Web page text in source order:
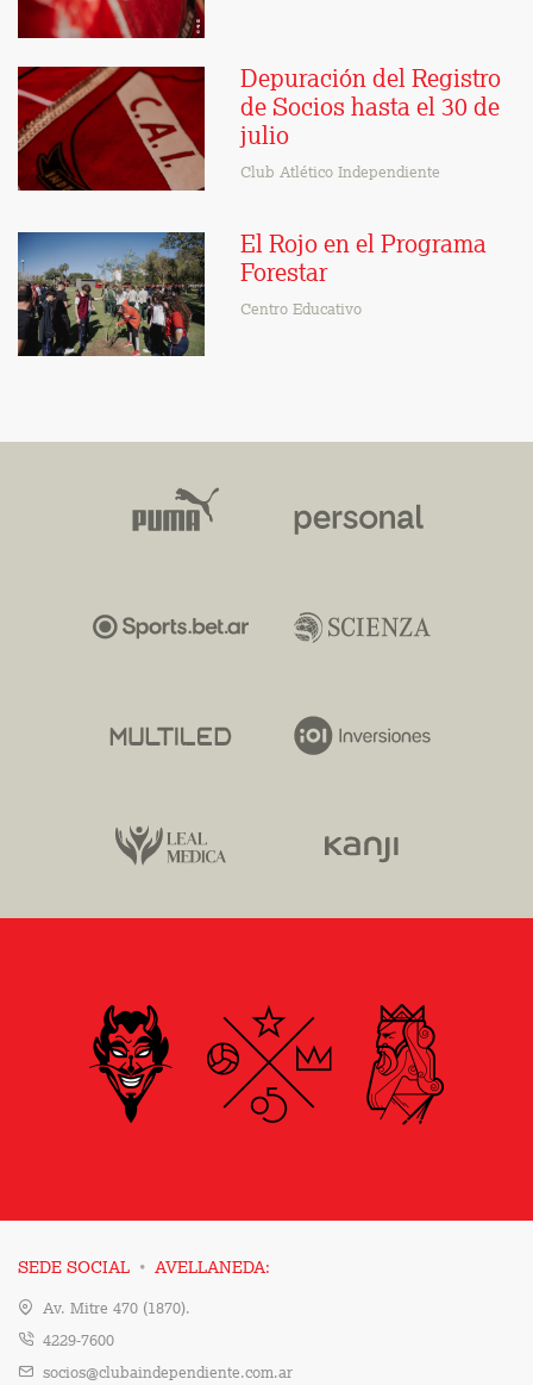
Depuración del Registro
de Socios hasta el 30 de
julio
Club Atlético Independiente
El Rojo en el Programa
Forestar
Centro Educativo
SEDE SOCIAL · AVELLANEDA:
Av. Mitre 470 (1870).
4229-7600
socios@clubaindependiente.com.ar